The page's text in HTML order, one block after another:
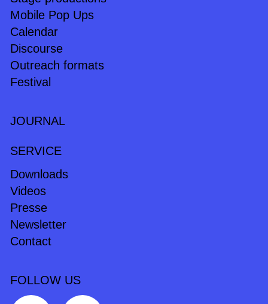
Mobile Pop Ups
Calendar
Discourse
Outreach formats
Festival
JOURNAL
SERVICE
Downloads
Videos
Presse
Newsletter
Contact
FOLLOW US